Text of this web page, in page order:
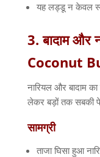
यह लड्डू न केवल
3. बादाम और
Coconut
नारियल और बादाम
लेकर बड़ों तक सबकी
सामग्री
ताजा घिसा हुआ